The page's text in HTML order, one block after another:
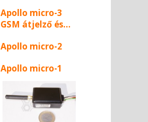
család
Apollo micro-3
GSM átjelző és
helymeghatározó
Apollo micro-2
Apollo micro-1